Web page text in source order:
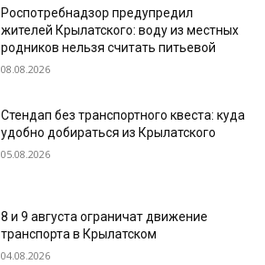
Роспотребнадзор предупредил
жителей Крылатского: воду из местных
родников нельзя считать питьевой
08.08.2026
Стендап без транспортного квеста: куда
удобно добираться из Крылатского
05.08.2026
8 и 9 августа ограничат движение
транспорта в Крылатском
04.08.2026